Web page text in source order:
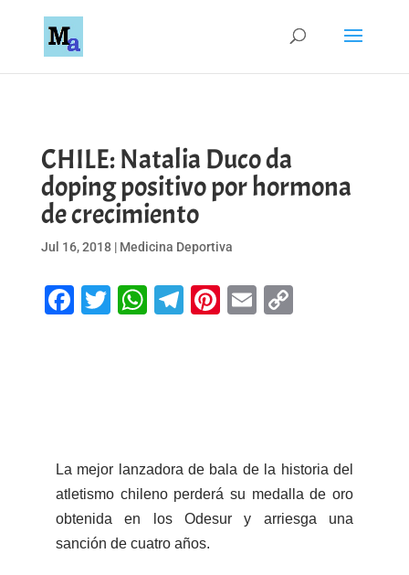
CHILE: Natalia Duco da
doping positivo por hormona
de crecimiento
Jul 16, 2018| Medicina Deportiva
Facebook
Twitter
WhatsApp
Telegram
Pinterest
EmailCopy
La mejor lanzadora de bala de la historia del
atletismo chileno perderá su medalla de oro
obtenida en los Odesur y arriesga una
sanción de cuatro años.